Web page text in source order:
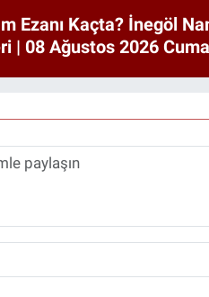
Ezanı Kaçta? İnegöl
| 08 Ağustos 2026